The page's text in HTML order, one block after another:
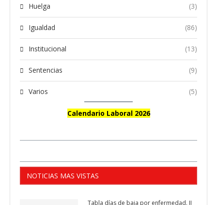
Huelga (3)
Igualdad (86)
Institucional (13)
Sentencias (9)
Varios (5)
Calendario Laboral 2026
NOTICIAS MAS VISTAS
Tabla días de baja por enfermedad. II